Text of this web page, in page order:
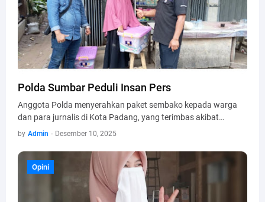
Polda Sumbar Peduli Insan Pers
Anggota Polda menyerahkan paket sembako kepada warga
dan para jurnalis di Kota Padang, yang terimbas akibat…
by Admin - Desember 10, 2025
Opini
Opini